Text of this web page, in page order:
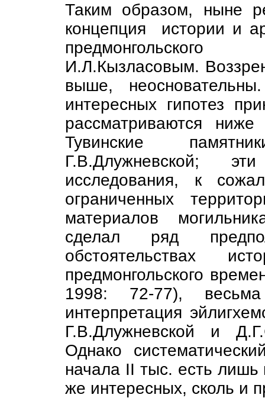
Таким образом, ныне
концепция истории и
И.Л.Кызласовым.
выше,
интересных гипотез
рассматриваются
Тувинские
Г.В.Длужневской;
исследования, к
ограниченных
материалов
сделал ряд
обстоятельствах
предмонгольского
1998: 72-77),
интерпретация
Г.В.Длужневской и
Однако
начала II тыс. есть
же интересных, сколь и